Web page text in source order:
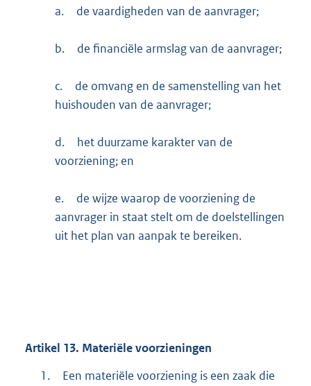
a. de vaardigheden van de aanvrager;
b. de financiële armslag van de aanvrager;
c.
de omvang en de samenstelling van het
huishouden van de aanvrager;
d.
het duurzame karakter van de
voorziening; en
e.
de wijze waarop de voorziening de
aanvrager in staat stelt om de doelstellingen
uit het plan van aanpak te bereiken.
Artikel 13. Materiële voorzieningen
1.
Een materiële voorziening is een zaak die